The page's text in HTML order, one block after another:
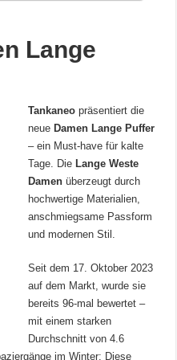
Lange
Tankaneo präsentiert die
neue Damen Lange Puffer
– ein Must-have für kalte
Tage. Die Lange Weste
Damen überzeugt durch
hochwertige Materialien,
anschmiegsame Passform
und modernen Stil.
Seit dem 17. Oktober 2023
auf dem Markt, wurde sie
bereits 96-mal bewertet –
mit einem starken
Durchschnitt von 4.6
im Winter: Diese